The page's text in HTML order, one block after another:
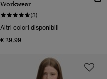
Workwear
(3)
Altri colori disponibili
€ 29,99